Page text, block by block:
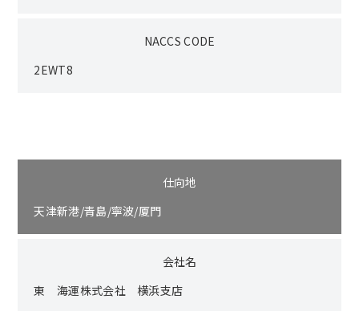
NACCS CODE
2EWT8
仕向地
天津新港/青島/寧波/厦門
会社名
東 海運株式会社 横浜支店